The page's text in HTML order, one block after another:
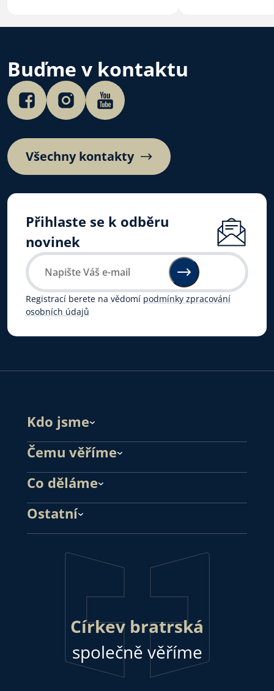
Buďme v kontaktu
Všechny kontakty
Přihlaste se k odběru
novinek
Registrací berete na vědomí podmínky zpracování
osobních údajů
Kdo jsme
Čemu věříme
Co děláme
Ostatní
Církev bratrská
společně věříme